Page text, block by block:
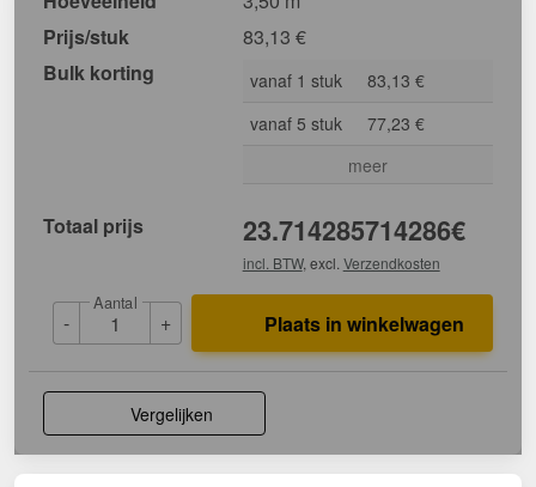
Prijs/stuk
83,13 €
Bulk korting
vanaf 1 stuk
83,13 €
vanaf 5 stuk
77,23 €
meer
Totaal prijs 23.714285714286€
incl. BTW, excl. Verzendkosten
-
Aantal
+ Plaats in winkelwagen
Vergelijken